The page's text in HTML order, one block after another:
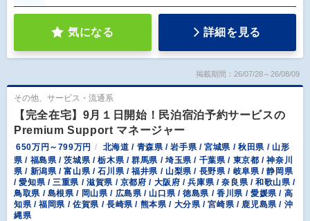
気になる 詳細を見る
掲載期間：26/07/28～26/08/09
その他、サービス・流通系
【完全在宅】9月１日開始！民泊宿泊予約サービスの
Premium Support マネージャー
650万円～799万円
北海道 / 青森県 / 岩手県 / 宮城県 / 秋田県 / 山形
県 / 福島県 / 茨城県 / 栃木県 / 群馬県 / 埼玉県 / 千葉県 / 東京都 / 神奈川
県 / 新潟県 / 富山県 / 石川県 / 福井県 / 山梨県 / 長野県 / 岐阜県 / 静岡県
/ 愛知県 / 三重県 / 滋賀県 / 京都府 / 大阪府 / 兵庫県 / 奈良県 / 和歌山県 /
鳥取県 / 島根県 / 岡山県 / 広島県 / 山口県 / 徳島県 / 香川県 / 愛媛県 / 高
知県 / 福岡県 / 佐賀県 / 長崎県 / 熊本県 / 大分県 / 宮崎県 / 鹿児島県 / 沖
縄県